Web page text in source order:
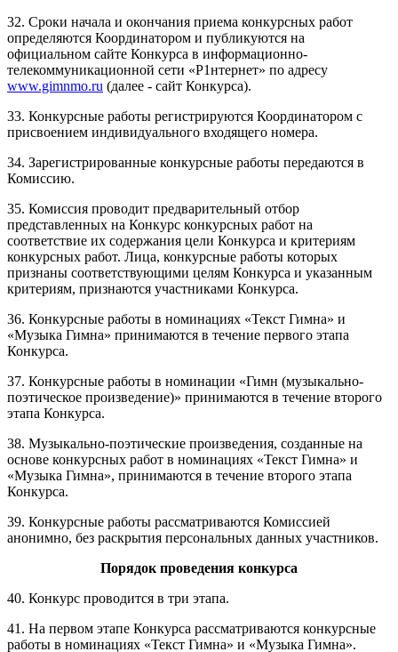
32. Сроки начала и окончания приема конкурсных работ
определяются Координатором и публикуются на
официальном сайте Конкурса в информационно-
телекоммуникационной сети «Р1нтернет» по адресу
www.gimnmo.ru (далее - сайт Конкурса).
33. Конкурсные работы регистрируются Координатором с
присвоением индивидуального входящего номера.
34. Зарегистрированные конкурсные работы передаются в
Комиссию.
35. Комиссия проводит предварительный отбор
представленных на Конкурс конкурсных работ на
соответствие их содержания цели Конкурса и критериям
конкурсных работ. Лица, конкурсные работы которых
признаны соответствующими целям Конкурса и указанным
критериям, признаются участниками Конкурса.
36. Конкурсные работы в номинациях «Текст Гимна» и
«Музыка Гимна» принимаются в течение первого этапа
Конкурса.
37. Конкурсные работы в номинации «Гимн (музыкально-
поэтическое произведение)» принимаются в течение второго
этапа Конкурса.
38. Музыкально-поэтические произведения, созданные на
основе конкурсных работ в номинациях «Текст Гимна» и
«Музыка Гимна», принимаются в течение второго этапа
Конкурса.
39. Конкурсные работы рассматриваются Комиссией
анонимно, без раскрытия персональных данных участников.
Порядок проведения конкурса
40. Конкурс проводится в три этапа.
41. На первом этапе Конкурса рассматриваются конкурсные
работы в номинациях «Текст Гимна» и «Музыка Гимна».